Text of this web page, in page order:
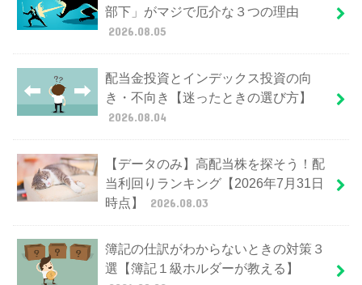
部下」がマジで厄介な３つの理由
2026.08.05
配当金投資とインデックス投資の向
き・不向き【迷ったときの選び方】
2026.08.04
【データのみ】高配当株を探そう！配
当利回りランキング【2026年7月31日
時点】
2026.08.03
簿記の仕訳がわからないときの対策３
選【簿記１級ホルダーが教える】